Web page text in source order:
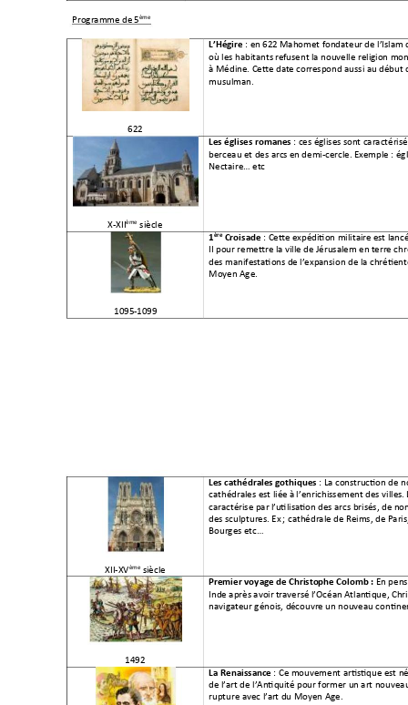
Programme de 5ème
622
L’Hégire : en 622 Mahomet fondateur de l’Islam
où les habitants refusent la nouvelle religion
à Médine. Cette date correspond aussi au début
musulman.
X-XIIème siècle
Les églises romanes : ces églises sont
berceau et des arcs en demi-cercle. Exemple :
Nectaire… etc
1095-1099
1ère Croisade : Cette expédition militaire est
II pour remettre la ville de Jérusalem en terre
des manifestations de l’expansion de la chréti
Moyen Age.
XII-XVème siècle
Les cathédrales gothiques : La construction de
cathédrales est liée à l’enrichissement des villes.
caractérise par l’utilisation des arcs brisés, de no
des sculptures. Ex ; cathédrale de Reims, de Paris
Bourges etc…
1492
Premier voyage de Christophe Colomb : En
Inde après avoir traversé l’Océan Atlantique,
navigateur génois, découvre un nouveau
La Renaissance : Ce mouvement artistique est
de l’art de l’Antiquité pour former un art
rupture avec l’art du Moyen Age.